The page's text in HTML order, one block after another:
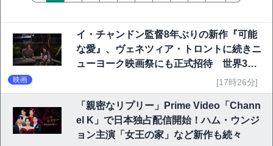
イ・チャンドン監督8年ぶりの新作『可能
な愛』、ヴェネツィア・トロントに続きニ
ューヨーク映画祭にも正式招待 世界3大
映画 [17時26分]
「親密なリプリー」Prime Video「Chann
el K」で日本独占配信開始！ハム・ウンジ
ョン主演「女王の家」など新作も続々